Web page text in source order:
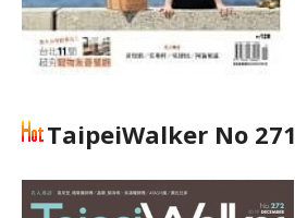
TaipeiWalker No 271